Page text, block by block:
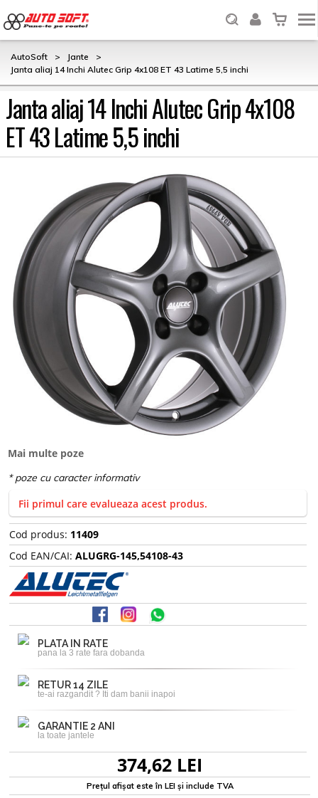
AutoSoft > Jante
>
Janta aliaj 14 Inchi Alutec Grip 4x108 ET 43 Latime 5,5 inchi
Janta aliaj 14 Inchi Alutec Grip 4x108
ET 43 Latime 5,5 inchi
Mai multe poze
Fii primul care evalueaza acest produs.
Cod produs: 11409
Cod EAN/CAI: ALUGRG-145,54108-43
PLATA IN RATE
pana la 3 rate fara dobanda
RETUR 14 ZILE
te-ai razgandit ? Iti dam banii inapoi
GARANTIE 2 ANI
la toate jantele
374,62 LEI
Prețul afișat este în LEI și include TVA